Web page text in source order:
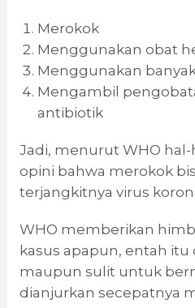
Merokok
Menggunakan obat
Menggunakan
Mengambil
antibiotik
Jadi, menurut WHO
opini bahwa merokok
terjangkitnya virus
WHO memberikan
kasus apapun, entah
maupun sulit untuk
dianjurkan secepatnya